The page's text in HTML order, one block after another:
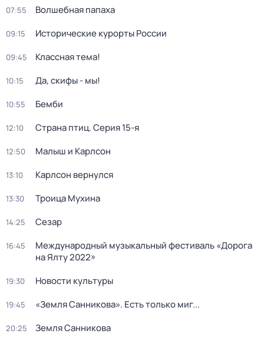
07:55 Волшебная папаха
09:15 Исторические курорты России
09:45 Классная тема!
10:15 Да, скифы - мы!
10:55 Бемби
12:10 Страна птиц. Серия 15-я
12:50 Малыш и Карлсон
13:10 Карлсон вернулся
13:30 Троица Мухина
14:25 Сезар
16:45
Международный музыкальный фестиваль «Дорога
на Ялту 2022»
19:30 Новости культуры
19:45 «Земля Санникова». Есть только миг...
20:25 Земля Санникова